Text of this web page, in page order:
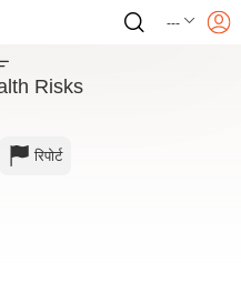
---
Risks
रिपोर्ट